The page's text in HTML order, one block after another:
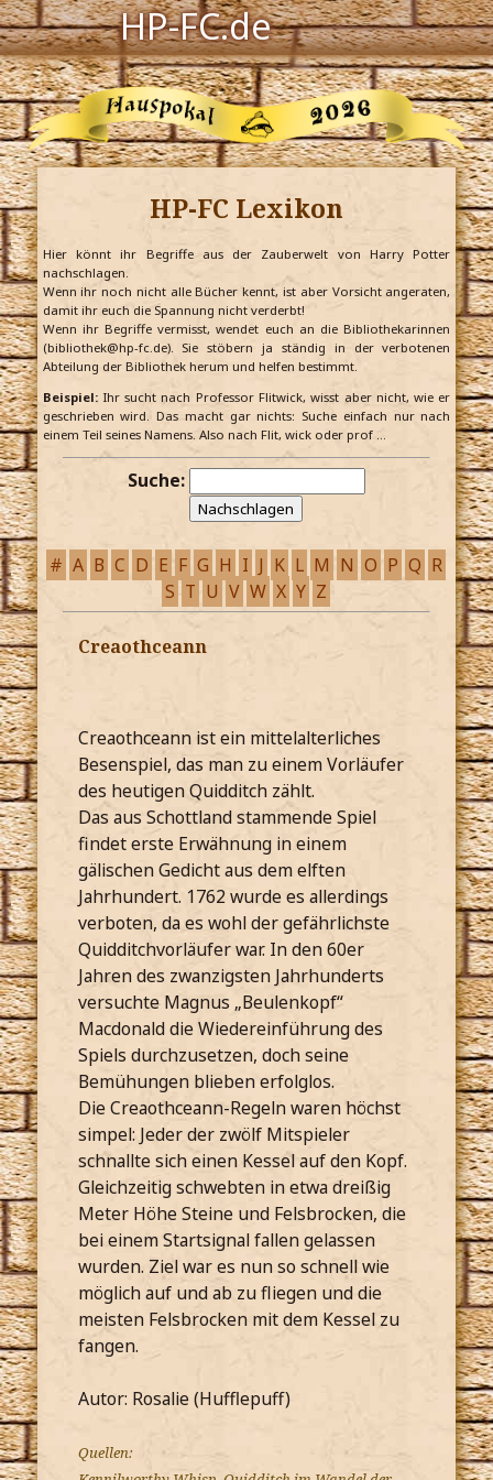
HP-FC.de
Navigation
Harry Potter
Der HP-FC
Hogwarts
Zauberwelt
Willkommen
Jetzt Fanclub-Mitglied werden!
HP-FC Lexikon
Hier könnt ihr Begriffe aus der Zauberwelt von Harry Potter
nachschlagen.
Wenn ihr noch nicht alle Bücher kennt, ist aber Vorsicht angeraten,
damit ihr euch die Spannung nicht verderbt!
Wenn ihr Begriffe vermisst, wendet euch an die Bibliothekarinnen
(bibliothek@hp-fc.de). Sie stöbern ja ständig in der verbotenen
Abteilung der Bibliothek herum und helfen bestimmt.
Beispiel:Ihr sucht nach Professor Flitwick, wisst aber nicht, wie er
geschrieben wird. Das macht gar nichts: Suche einfach nur nach
einem Teil seines Namens. Also nach Flit, wick oder prof …
Suche:
# A B C D E F G H I J K L M N O P Q R
S T U V W X Y Z
Creaothceann
Creaothceann ist ein mittelalterliches
Besenspiel, das man zu einem Vorläufer
des heutigen Quidditch zählt.
Das aus Schottland stammende Spiel
findet erste Erwähnung in einem
gälischen Gedicht aus dem elften
Jahrhundert. 1762 wurde es allerdings
verboten, da es wohl der gefährlichste
Quidditchvorläufer war. In den 60er
Jahren des zwanzigsten Jahrhunderts
versuchte Magnus „Beulenkopf“
Macdonald die Wiedereinführung des
Spiels durchzusetzen, doch seine
Bemühungen blieben erfolglos.
Die Creaothceann-Regeln waren höchst
simpel: Jeder der zwölf Mitspieler
schnallte sich einen Kessel auf den Kopf.
Gleichzeitig schwebten in etwa dreißig
Meter Höhe Steine und Felsbrocken, die
bei einem Startsignal fallen gelassen
wurden. Ziel war es nun so schnell wie
möglich auf und ab zu fliegen und die
meisten Felsbrocken mit dem Kessel zu
fangen.
Autor: Rosalie (Hufflepuff)
Quellen: